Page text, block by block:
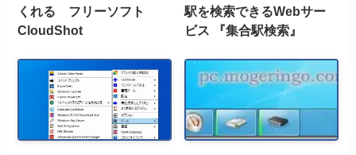
くれる フリーソフト
CloudShot
駅を検索できるWebサー
ビス 『集合駅検索』